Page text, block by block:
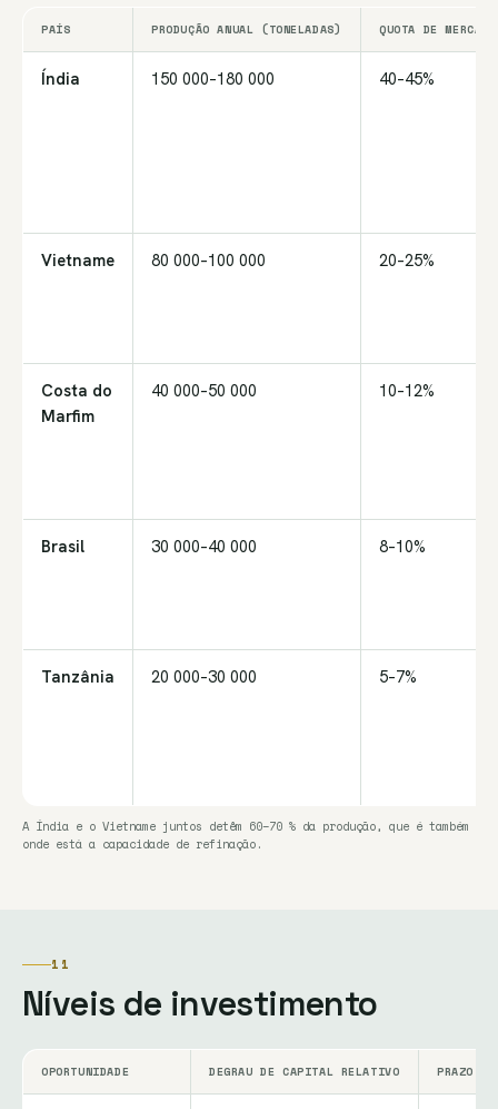
PAÍS PRODUÇÃO ANUAL (TONELADAS) QUOTA DE MERCADO
Índia 150 000–180 000 40–45%
Vietname 80 000–100 000 20–25%
Costa do
Marfim
40 000–50 000 10–12%
Brasil 30 000–40 000 8–10%
Tanzânia 20 000–30 000 5–7%
A Índia e o Vietname juntos detêm 60–70 % da produção, que é também
onde está a capacidade de refinação.
11
Níveis de investimento
OPORTUNIDADE DEGRAU DE CAPITAL RELATIVO PRAZO